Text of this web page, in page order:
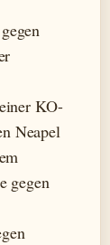
KO-
Neapel
gegen